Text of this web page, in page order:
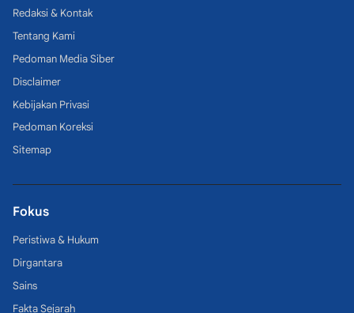
Redaksi & Kontak
Tentang Kami
Pedoman Media Siber
Disclaimer
Kebijakan Privasi
Pedoman Koreksi
Sitemap
Fokus
Peristiwa & Hukum
Dirgantara
Sains
Fakta Sejarah